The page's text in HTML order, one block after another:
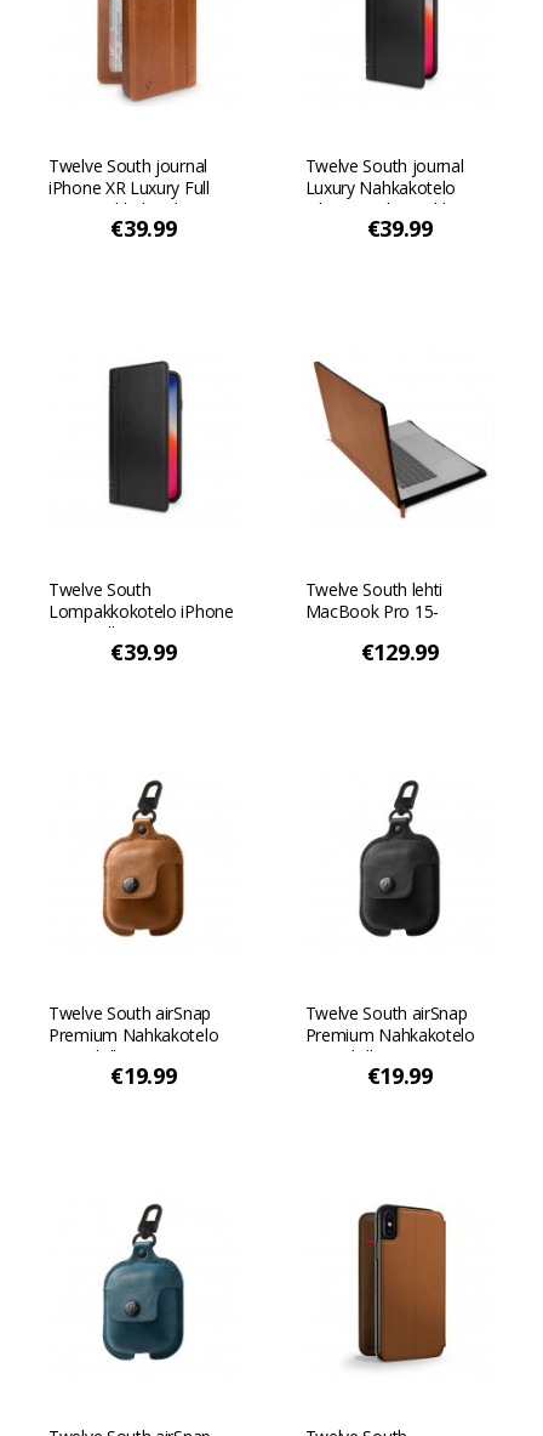
Twelve South journal
iPhone XR Luxury Full
Grain Nahkakotelo,
jossa on pudotussuoja
€39.99
Twelve South journal
Luxury Nahkakotelo
iPhone XR lompakko ja
Hands-free-toiminto -
€39.99
Twelve South
Lompakkokotelo iPhone
XS Maxille - Musta
€39.99
Twelve South lehti
MacBook Pro 15-
2020:een - Konjakki
€129.99
Twelve South airSnap
Premium Nahkakotelo
AirPodsille, jossa on
integroitu kääntyvä
€19.99
Twelve South airSnap
Premium Nahkakotelo
AirPodsille, jossa on
integroitu kääntyvä
€19.99